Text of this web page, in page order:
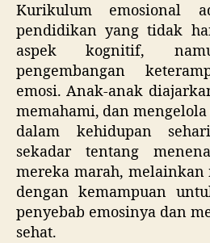
Kurikulum emosional
pendidikan yang tidak
aspek kognitif,
pengembangan
emosi. Anak-anak
memahami, dan
dalam kehidupan
sekadar tentang
mereka marah,
dengan kemampuan
penyebab emosinya dan
sehat.